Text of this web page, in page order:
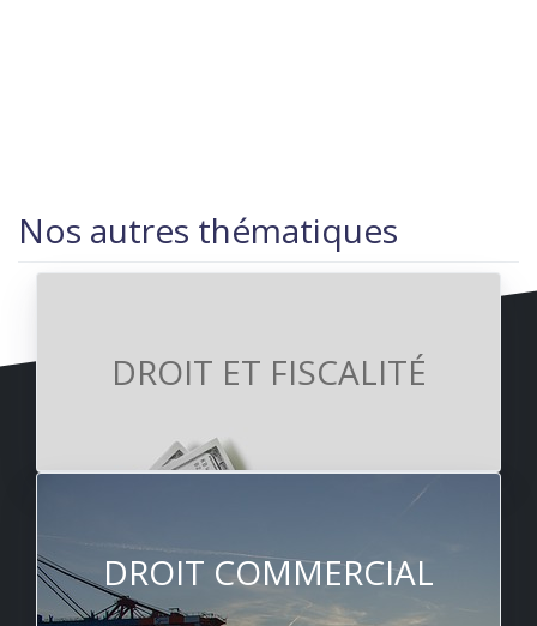
Nos autres thématiques
DROIT ET FISCALITÉ
DROIT COMMERCIAL